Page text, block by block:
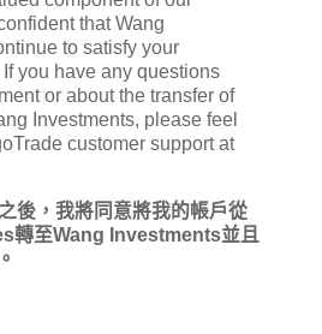
that Wang
to satisfy your
you have any questions
or about the transfer of
Investments, please feel
customer support at
後，我將同意將我的帳戶從
轉至Wang Investments並且